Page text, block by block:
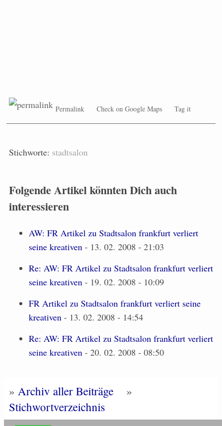
Permalink Check on Google Maps Tag it
Stichworte: stadtsalon
Folgende Artikel könnten Dich auch
interessieren
AW: FR Artikel zu Stadtsalon frankfurt verliert
seine kreativen - 13. 02. 2008 - 21:03
Re: AW: FR Artikel zu Stadtsalon frankfurt verliert
seine kreativen - 19. 02. 2008 - 10:09
FR Artikel zu Stadtsalon frankfurt verliert seine
kreativen - 13. 02. 2008 - 14:54
Re: AW: FR Artikel zu Stadtsalon frankfurt verliert
seine kreativen - 20. 02. 2008 - 08:50
» Archiv aller Beiträge
»
Stichwortverzeichnis